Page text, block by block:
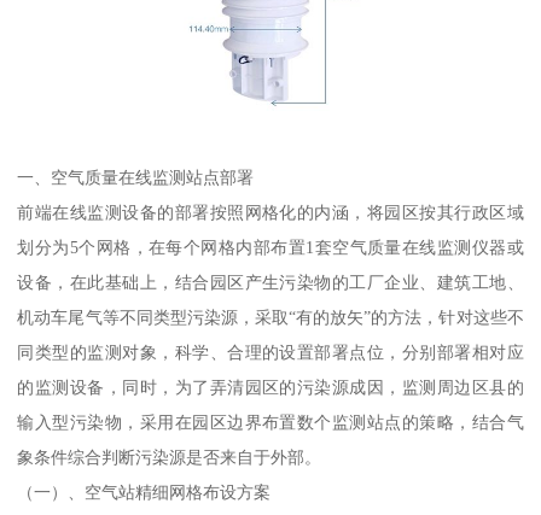
一、空气质量在线监测站点部署
前端在线监测设备的部署按照网格化的内涵，将园区按其行政区域
划分为5个网格，在每个网格内部布置1套空气质量在线监测仪器或
设备，在此基础上，结合园区产生污染物的工厂企业、建筑工地、
机动车尾气等不同类型污染源，采取“有的放矢”的方法，针对这些不
同类型的监测对象，科学、合理的设置部署点位，分别部署相对应
的监测设备，同时，为了弄清园区的污染源成因，监测周边区县的
输入型污染物，采用在园区边界布置数个监测站点的策略，结合气
象条件综合判断污染源是否来自于外部。
（一）、空气站精细网格布设方案